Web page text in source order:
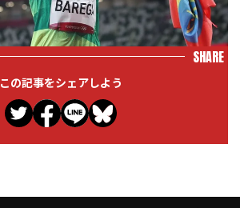
SHARE
この記事をシェアしよう